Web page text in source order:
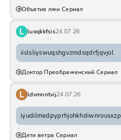
Объятия лжи Сериал
L luxqkkfsis24.07.26
iislsliyswuqshgvzmdsqdrfjqvjol
Доктор Преображенский Сериал
L ldvmnntvij24.07.26
iyudilmedpyprhjohkhdiwnrousxzp
Дети ветра Сериал